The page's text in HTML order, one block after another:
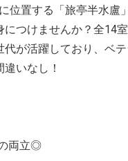
位置する「旅亭半水盧
つけませんか？全14
が活躍しており、ベ
いなし！
両立◎